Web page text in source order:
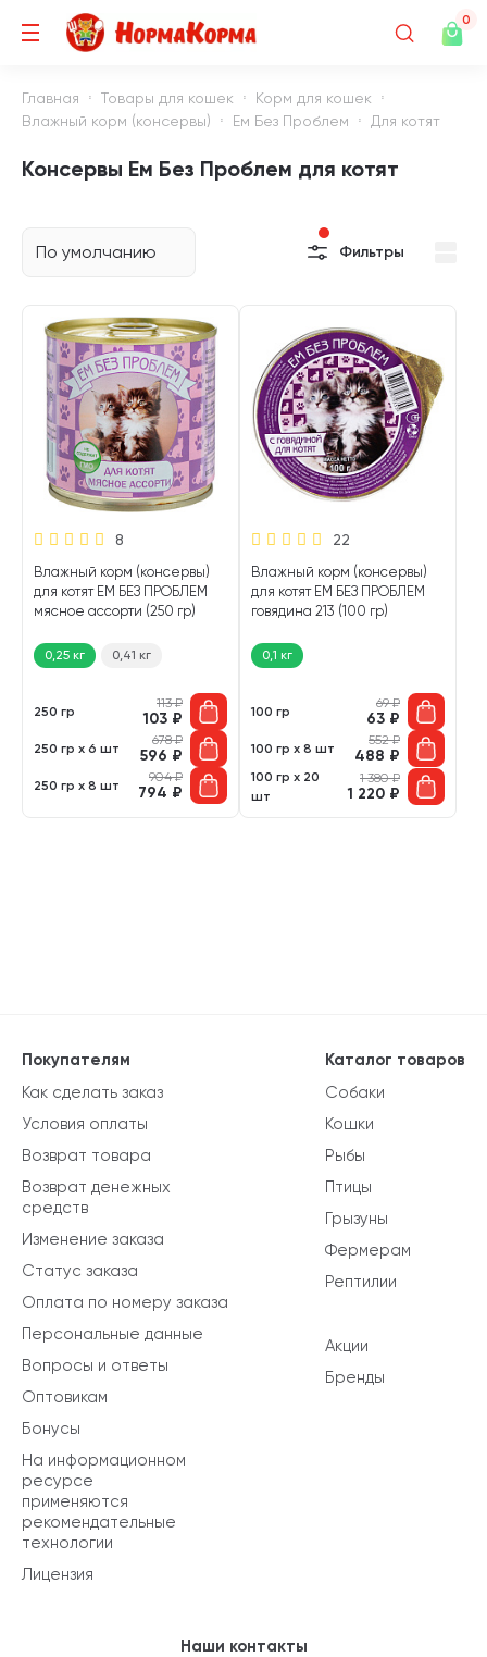
0
Главная Товары для кошек
Корм для кошек
Влажный корм (консервы)
Ем Без Проблем Для котят
Консервы Ем Без Проблем для котят
По умолчанию Фильтры
8
Влажный корм (консервы)
для котят ЕМ БЕЗ ПРОБЛЕМ
мясное ассорти (250 гр)
0,25 кг 0,41 кг
250 гр
113₽
103 ₽
250 гр х 6 шт
678₽
596 ₽
250 гр х 8 шт
904₽
794 ₽
22
Влажный корм (консервы)
для котят ЕМ БЕЗ ПРОБЛЕМ
говядина 213 (100 гр)
0,1 кг
100 гр
69₽
63 ₽
100 гр х 8 шт
552₽
488 ₽
100 гр х 20
шт
1 380₽
1 220 ₽
Каталог товаров
Собаки
Кошки
Рыбы
Птицы
Грызуны
Фермерам
Рептилии
Акции
Бренды
Покупателям
Как сделать заказ
Условия оплаты
Возврат товара
Возврат денежных
средств
Изменение заказа
Статус заказа
Оплата по номеру заказа
Персональные данные
Вопросы и ответы
Оптовикам
Бонусы
На информационном
ресурсе
применяются
рекомендательные
технологии
Лицензия
Наши контакты